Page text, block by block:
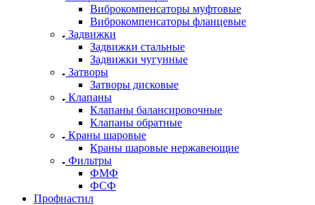
Виброкомпенсаторы муфтовые
Виброкомпенсаторы фланцевые
Задвижки
Задвижки стальные
Задвижки чугунные
Затворы
Затворы дисковые
Клапаны
Клапаны балансировочные
Клапаны обратные
Краны шаровые
Краны шаровые нержавеющие
Фильтры
ФМФ
ФСФ
Профнастил